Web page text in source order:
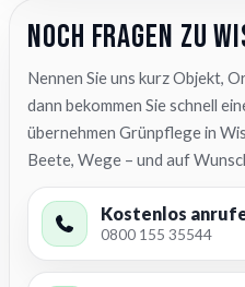
Noch Fragen zu
Nennen Sie uns kurz Objekt,
dann bekommen Sie schnell
übernehmen Grünpflege in
Beete, Wege – und auf
Kostenlos
0800 155 35544